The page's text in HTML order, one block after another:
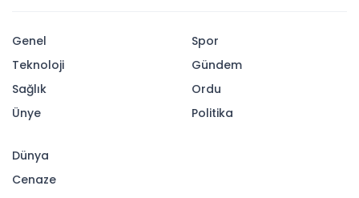
ÜNYE’DE FESTİVAL HEYECANI BAŞLADI: FESTİVAL
EVLERİ KAPILARINI AÇTI